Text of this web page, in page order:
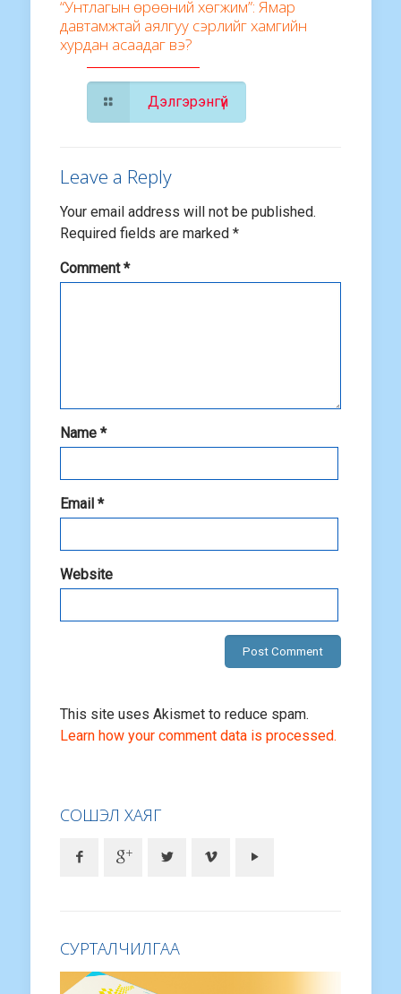
“Унтлагын өрөөний хөгжим”: Ямар
давтамжтай аялгуу сэрлийг хамгийн
хурдан асаадаг вэ?
Дэлгэрэнгүй
Leave a Reply
Your email address will not be published.
Required fields are marked *
Comment*
Name *
Email *
Website
This site uses Akismet to reduce spam.
Learn how your comment data is processed.
СОШЭЛ ХАЯГ
СУРТАЛЧИЛГАА